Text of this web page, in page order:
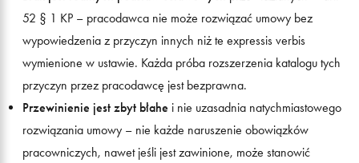
52 § 1 KP – pracodawca nie może rozwiązać umowy bez
wypowiedzenia z przyczyn innych niż te expressis verbis
wymienione w ustawie. Każda próba rozszerzenia katalogu tych
przyczyn przez pracodawcę jest bezprawna.
Przewinienie jest zbyt błahe i nie uzasadnia natychmiastowego
rozwiązania umowy – nie każde naruszenie obowiązków
pracowniczych, nawet jeśli jest zawinione, może stanowić